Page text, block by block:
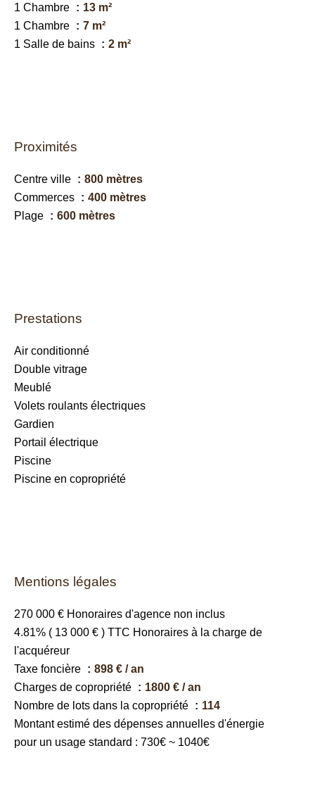
1 Chambre
13 m²
1 Chambre
7 m²
1 Salle de bains
2 m²
Proximités
Centre ville
800 mètres
Commerces
400 mètres
Plage
600 mètres
Prestations
Air conditionné
Double vitrage
Meublé
Volets roulants électriques
Gardien
Portail électrique
Piscine
Piscine en copropriété
Mentions légales
270 000 € Honoraires d'agence non inclus
4.81% ( 13 000 € ) TTC Honoraires à la charge de
l'acquéreur
Taxe foncière
898 € / an
Charges de copropriété
1800 € / an
Nombre de lots dans la copropriété
114
Montant estimé des dépenses annuelles d'énergie
pour un usage standard : 730€ ~ 1040€